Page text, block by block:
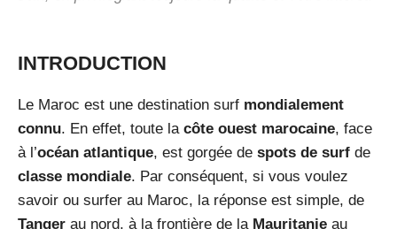
INTRODUCTION
Le Maroc est une destination surf mondialement
connu. En effet, toute la côte ouest marocaine, face
à l’océan atlantique, est gorgée de spots de surf de
classe mondiale. Par conséquent, si vous voulez
savoir ou surfer au Maroc, la réponse est simple, de
Tanger au nord, à la frontière de la Mauritanie au